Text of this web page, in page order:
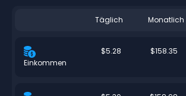
Täglich Monatlich
Einkommen
$5.28 $158.35